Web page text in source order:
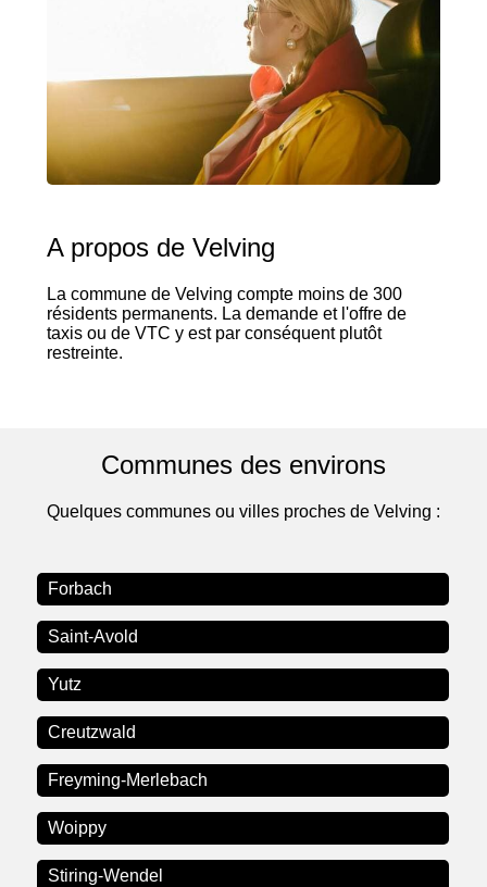
A propos de Velving
La commune de Velving compte moins de 300
résidents permanents. La demande et l'offre de
taxis ou de VTC y est par conséquent plutôt
restreinte.
Communes des environs
Quelques communes ou villes proches de Velving :
Forbach
Saint-Avold
Yutz
Creutzwald
Freyming-Merlebach
Woippy
Stiring-Wendel